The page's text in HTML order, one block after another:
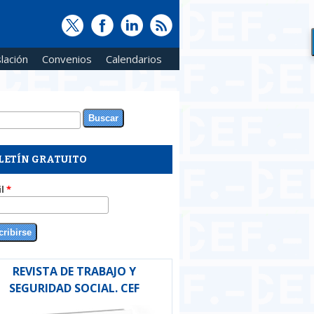
Convenios Calendarios
de búsqueda
GRATUITO
*
REVISTA DE TRABAJO Y
SEGURIDAD SOCIAL. CEF